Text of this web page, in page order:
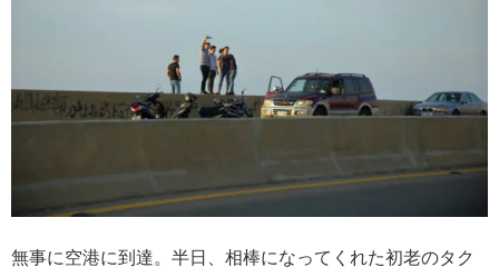
無事に空港に到達。半日、相棒になってくれた初老のタク